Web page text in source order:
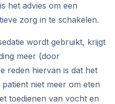
het advies om een
zorg in te schakelen.
wordt gebruikt, krijgt
meer (door
reden hiervan is dat het
niet meer om eten
toedienen van vocht en